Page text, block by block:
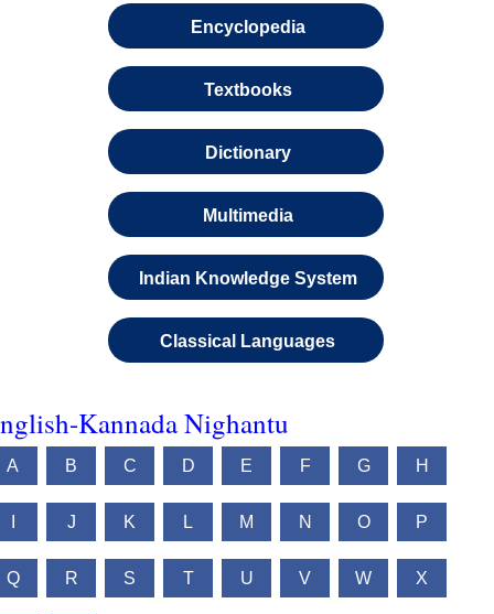
Encyclopedia
Textbooks
Dictionary
Multimedia
Indian Knowledge System
Classical Languages
Kannada Nighantu
A B C D E F G H
J K L M N O P
Q R S T U V W X